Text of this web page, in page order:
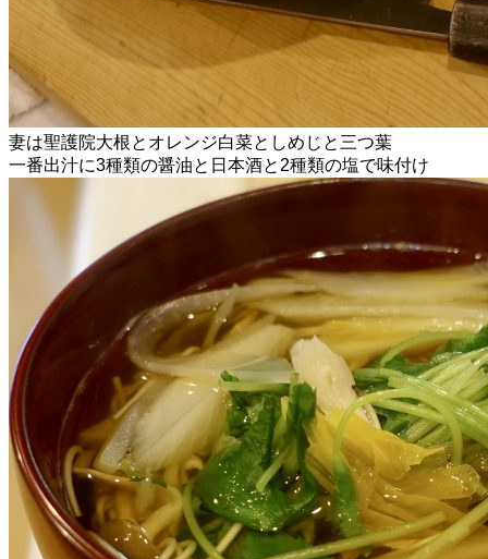
妻は聖護院大根とオレンジ白菜としめじと三つ葉
一番出汁に3種類の醤油と日本酒と2種類の塩で味付け